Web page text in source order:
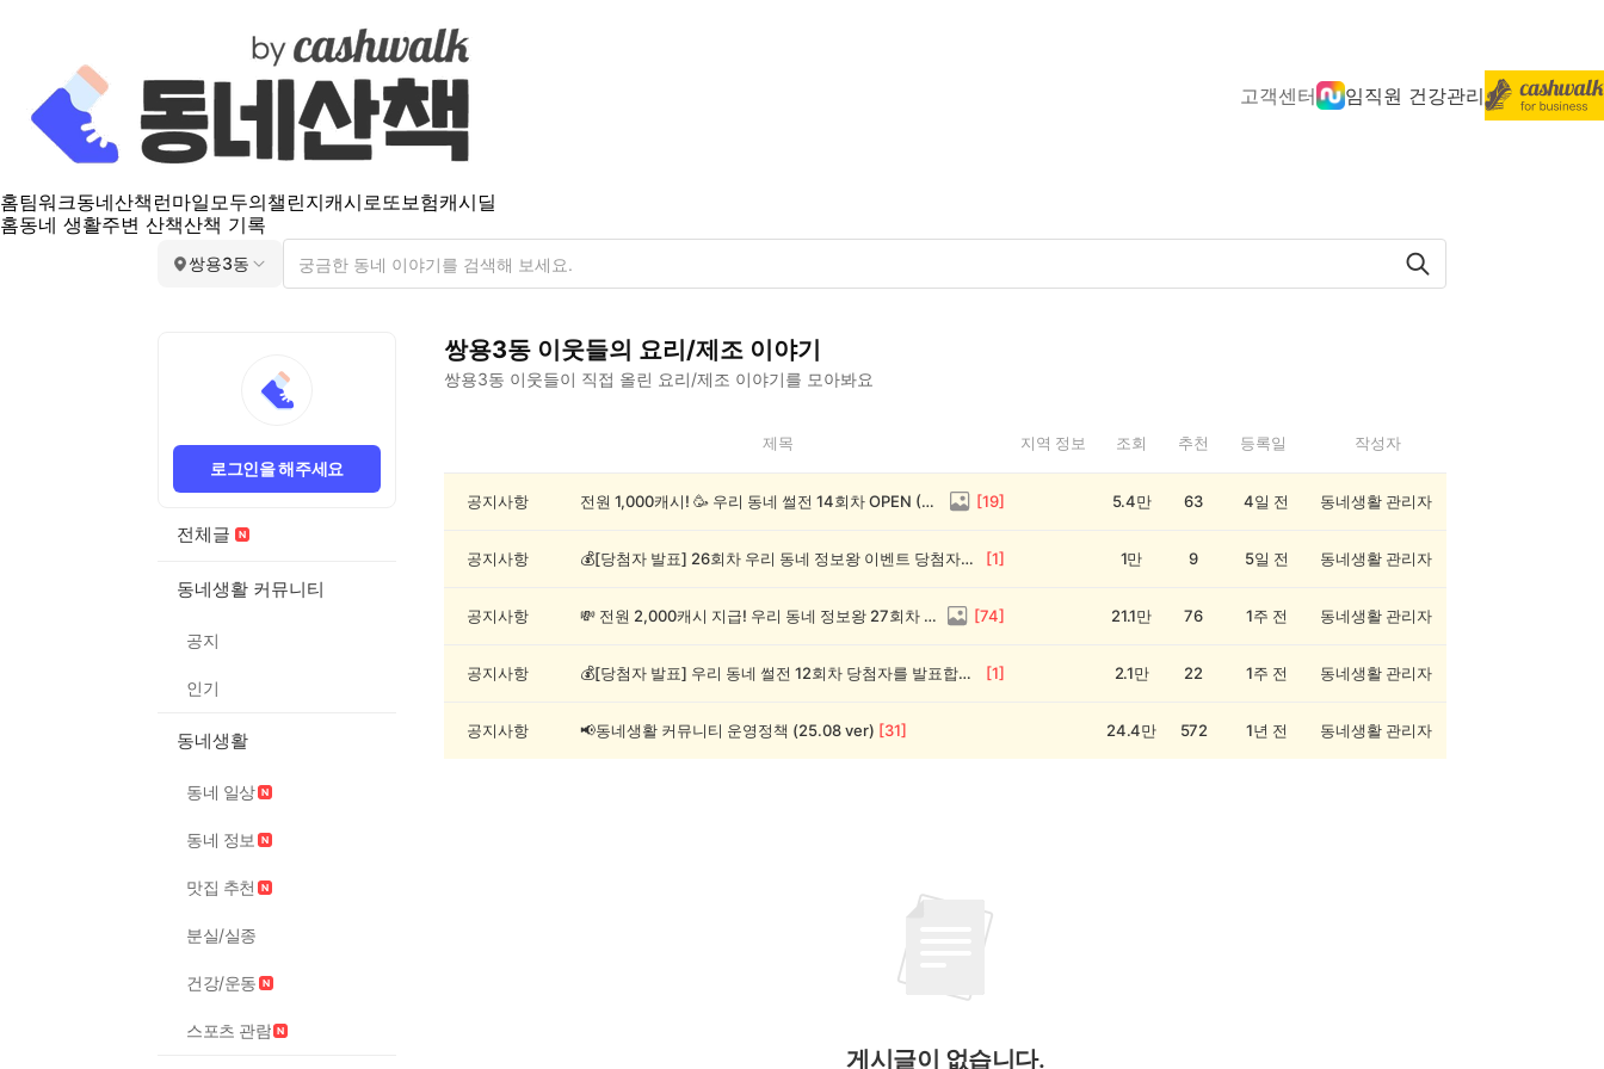
고객센터 임직원 건강관리
홈팀워크동네산책 런마일모두의챌린지캐시로또보험캐시딜
홈동네 생활주변 산책산책 기록
쌍용3동
로그인을 해주세요
전체글
동네생활 커뮤니티
공지
인기
동네생활
동네 일상
동네 정보
맛집 추천
분실/실종
건강/운동
스포츠 관람
쌍용3동 이웃들의 요리/제조 이야기
쌍용3동 이웃들이 직접 올린 요리/제조 이야기를 모아봐요
3
제목 지역 정보 조회 추천 등록일 작성자
공지사항 전원 1,000캐시! 🥳 우리 동네 썰전 14회차 OPEN (~8/17) [19] 5.4만 63 4일 전 동네생활 관리자
공지사항 💰[당첨자 발표] 26회차 우리 동네 정보왕 이벤트 당첨자를 발표합니다! [1] 1만 9 5일 전 동네생활 관리자
공지사항 💸 전원 2,000캐시 지급! 우리 동네 정보왕 27회차 (~8/10) [74] 21.1만 76 1주 전 동네생활 관리자
공지사항 💰[당첨자 발표] 우리 동네 썰전 12회차 당첨자를 발표합니다! [1] 2.1만 22 1주 전 동네생활 관리자
공지사항 📢동네생활 커뮤니티 운영정책 (25.08 ver) [31] 24.4만 572 1년 전 동네생활 관리자
게시글이 없습니다.